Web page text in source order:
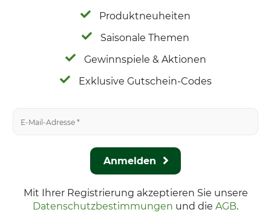
Produktneuheiten
Saisonale Themen
Gewinnspiele & Aktionen
Exklusive Gutschein-Codes
Anmelden
Mit Ihrer Registrierung akzeptieren Sie unsere
Datenschutzbestimmungen und die AGB.